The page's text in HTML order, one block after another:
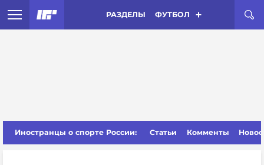
РАЗДЕЛЫ ФУТБОЛ
Иностранцы о спорте России: Статьи Комменты